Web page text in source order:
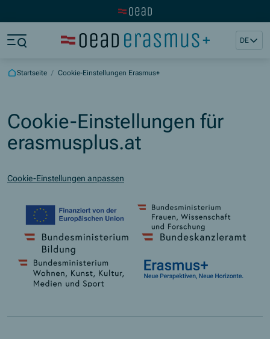
DE
Startseite / Cookie-Einstellungen Erasmus+
Cookie-Einstellungen für
erasmusplus.at
Cookie-Einstellungen anpassen